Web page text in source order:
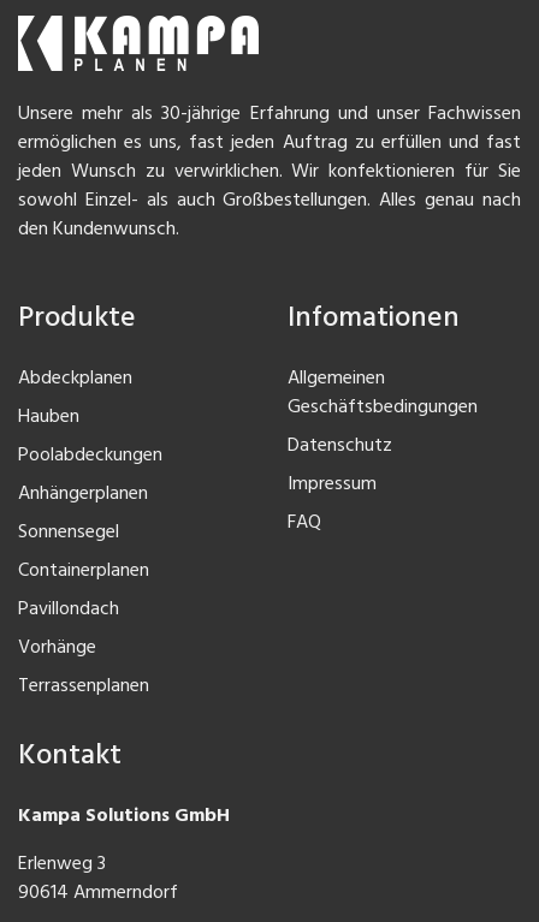
Unsere mehr als 30-jährige Erfahrung und unser Fachwissen
ermöglichen es uns, fast jeden Auftrag zu erfüllen und fast
jeden Wunsch zu verwirklichen. Wir konfektionieren für Sie
sowohl Einzel- als auch Großbestellungen. Alles genau nach
den Kundenwunsch.
Produkte
Abdeckplanen
Hauben
Poolabdeckungen
Anhängerplanen
Sonnensegel
Containerplanen
Pavillondach
Vorhänge
Terrassenplanen
Infomationen
Allgemeinen
Geschäftsbedingungen
Datenschutz
Impressum
FAQ
Kontakt
Kampa Solutions GmbH
Erlenweg 3
90614 Ammerndorf